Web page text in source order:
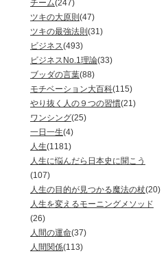
チーム(247)
ツキの大原則 (47)
ツキの最強法則 (31)
ビジネス(493)
ビジネスNo.1理論(33)
ブッダの言葉(88)
モチベーション大百科(115)
やり抜く人の９つの習慣(21)
ワンシング(25)
一日一生(4)
人生(1181)
人生に悩んだら日本史に聞こう
(107)
人生の目的が見つかる魔法の杖(20)
人生を変えるモーニングメソッド
(26)
人間の運命(37)
人間関係(113)